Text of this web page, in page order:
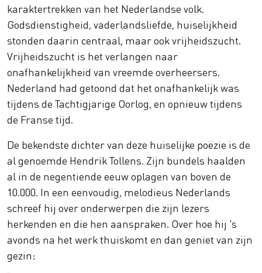
karaktertrekken van het Nederlandse volk.
Godsdienstigheid, vaderlandsliefde, huiselijkheid
stonden daarin centraal, maar ook vrijheidszucht.
Vrijheidszucht is het verlangen naar
onafhankelijkheid van vreemde overheersers.
Nederland had getoond dat het onafhankelijk was
tijdens de Tachtigjarige Oorlog, en opnieuw tijdens
de Franse tijd.
De bekendste dichter van deze huiselijke poëzie is de
al genoemde Hendrik Tollens. Zijn bundels haalden
al in de negentiende eeuw oplagen van boven de
10.000. In een eenvoudig, melodieus Nederlands
schreef hij over onderwerpen die zijn lezers
herkenden en die hen aanspraken. Over hoe hij ’s
avonds na het werk thuiskomt en dan geniet van zijn
gezin: